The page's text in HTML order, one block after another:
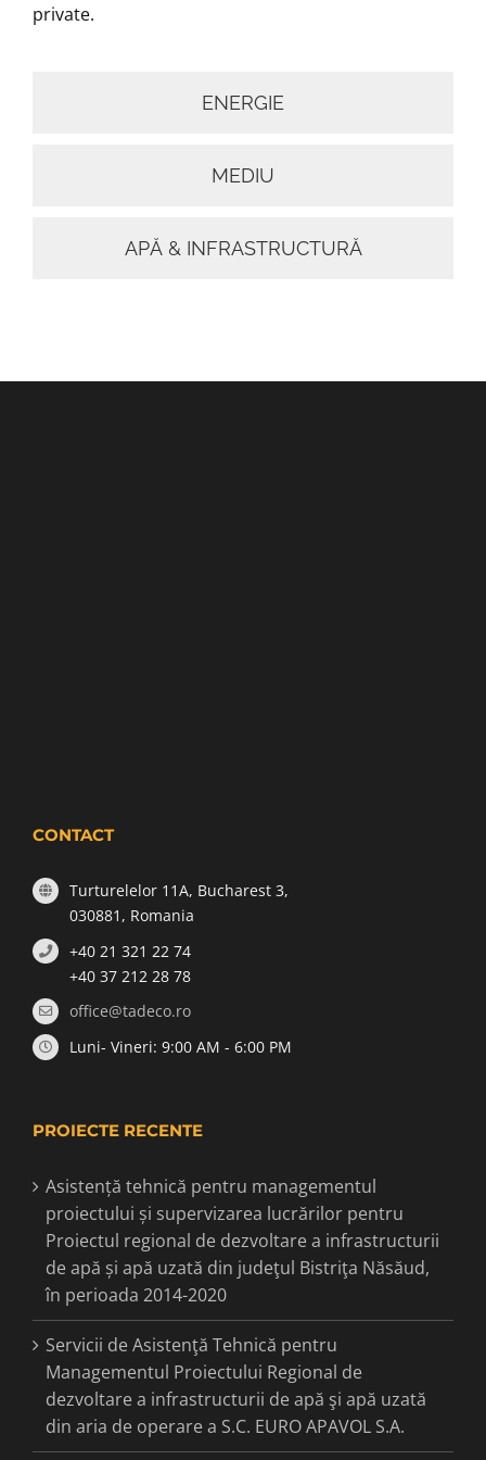
private.
ENERGIE
MEDIU
APĂ & INFRASTRUCTURĂ
CONTACT
Turturelelor 11A, Bucharest 3,
030881, Romania
+40 21 321 22 74
+40 37 212 28 78
office@tadeco.ro
Luni- Vineri: 9:00 AM - 6:00 PM
PROIECTE RECENTE
Asistență tehnică pentru managementul
proiectului și supervizarea lucrărilor pentru
Proiectul regional de dezvoltare a infrastructurii
de apă și apă uzată din judeţul Bistriţa Năsăud,
în perioada 2014-2020
Servicii de Asistenţă Tehnică pentru
Managementul Proiectului Regional de
dezvoltare a infrastructurii de apă şi apă uzată
din aria de operare a S.C. EURO APAVOL S.A.